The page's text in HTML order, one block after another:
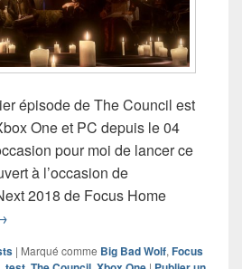
épisode de The Council est
One et PC depuis le 04
pour moi de lancer ce
à l’occasion de
2018 de Focus Home
de The Council (PS4)
| Marqué comme Big Bad Wolf, Focus